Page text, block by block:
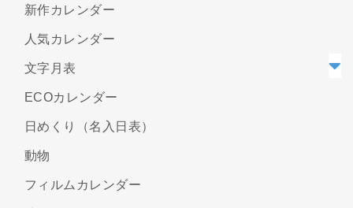
新作カレンダー
人気カレンダー
文字月表
ECOカレンダー
日めくり（名入日表）
動物
フィルムカレンダー